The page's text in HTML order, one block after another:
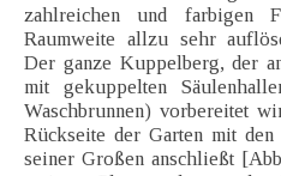
zahlreichen und farbigen
Raumweite allzu sehr
Der ganze Kuppelberg, der
mit gekuppelten
Waschbrunnen) vorbereitet
Rückseite der Garten mit
seiner Großen anschließt